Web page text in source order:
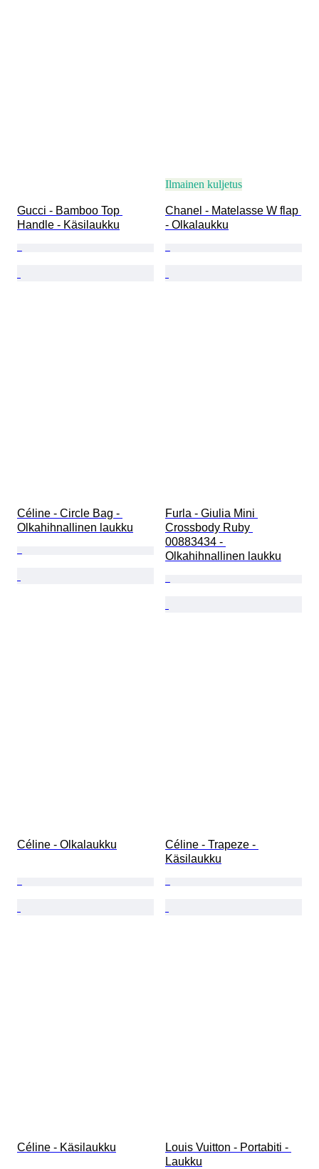
Gucci - Bamboo Top
Handle - Käsilaukku
Ilmainen kuljetus
Chanel - Matelasse W flap
- Olkalaukku
Céline - Circle Bag -
Olkahihnallinen laukku
Furla - Giulia Mini
Crossbody Ruby
00883434 -
Olkahihnallinen laukku
Céline - Olkalaukku
Céline - Trapeze -
Käsilaukku
Céline - Käsilaukku
Louis Vuitton - Portabiti -
Laukku